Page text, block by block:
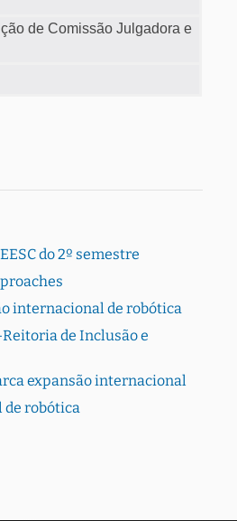
de Comissão Julgadora e
do 2º semestre
internacional de robótica
de Inclusão e
expansão internacional
de robótica